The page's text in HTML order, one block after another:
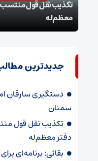
تکذیب نقل قول منتسب
معظم‌له
جدیدترین
دستگیری سارقان
سمنان
تکذیب نقل قول
دفتر معظم‌له
بقائی: برنامه‌ای